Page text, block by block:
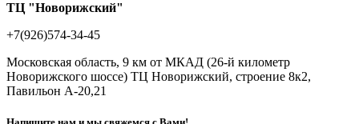
ТЦ "Новорижский"
+7(926)574-34-45
Московская область, 9 км от МКАД (26-й километр
Новорижского шоссе) ТЦ Новорижский, строение 8к2,
Павильон А-20,21